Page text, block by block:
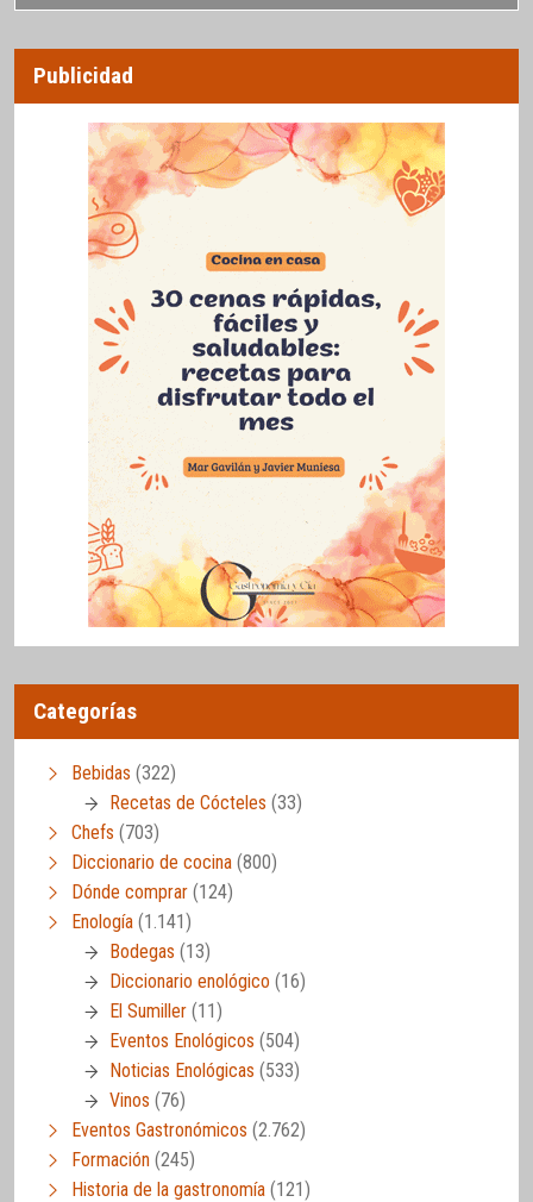
Publicidad
Categorías
Bebidas (322)
Recetas de Cócteles (33)
Chefs (703)
Diccionario de cocina (800)
Dónde comprar (124)
Enología (1.141)
Bodegas (13)
Diccionario enológico (16)
El Sumiller (11)
Eventos Enológicos (504)
Noticias Enológicas (533)
Vinos (76)
Eventos Gastronómicos (2.762)
Formación (245)
Historia de la gastronomía (121)